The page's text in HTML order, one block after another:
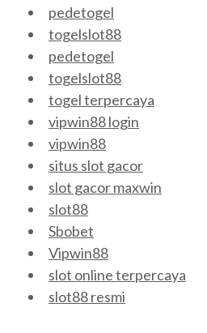
pedetogel
togelslot88
pedetogel
togelslot88
togel terpercaya
vipwin88 login
vipwin88
situs slot gacor
slot gacor maxwin
slot88
Sbobet
Vipwin88
slot online terpercaya
slot88 resmi